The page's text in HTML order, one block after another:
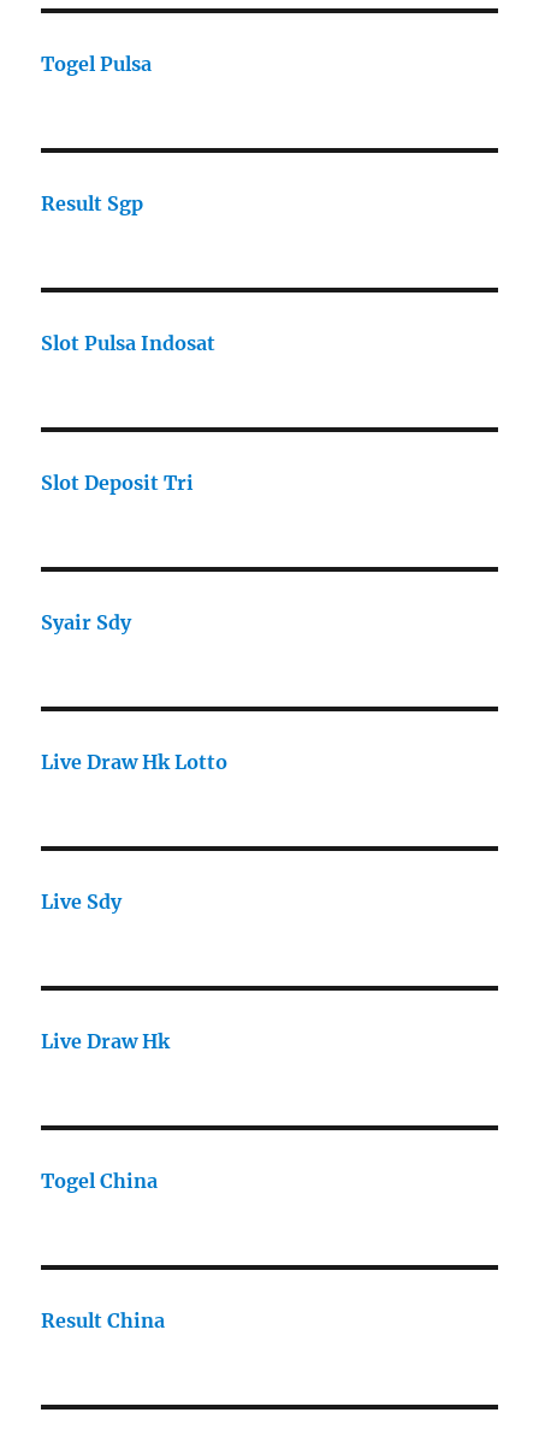
Togel Pulsa
Result Sgp
Slot Pulsa Indosat
Slot Deposit Tri
Syair Sdy
Live Draw Hk Lotto
Live Sdy
Live Draw Hk
Togel China
Result China